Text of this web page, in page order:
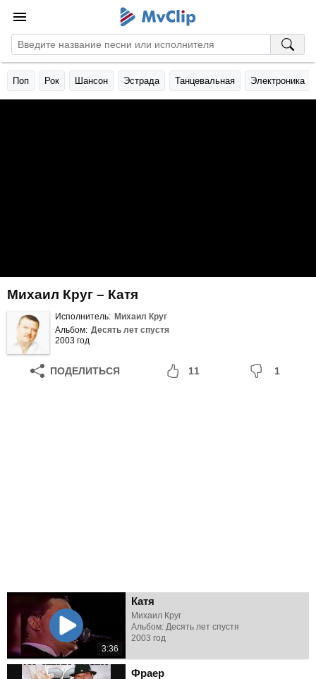
Поп Рок Шансон Эстрада Танцевальная Электроника
Михаил Круг – Катя
Исполнитель: Михаил Круг
Альбом: Десять лет спустя
2003 год
ПОДЕЛИТЬСЯ 11 1
3:36
Катя
Михаил Круг
Альбом: Десять лет спустя
2003 год
Фраер